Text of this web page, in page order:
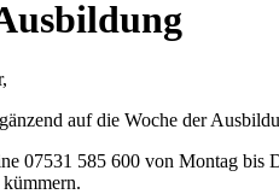
auf die Woche der
07531 585 600 von Montag bis